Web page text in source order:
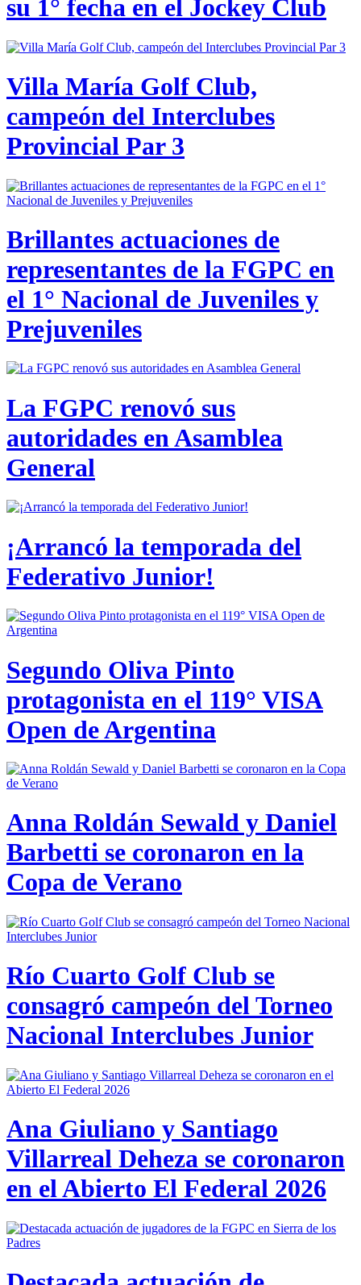
su 1° fecha en el Jockey Club
Villa María Golf Club,
campeón del Interclubes
Provincial Par 3
Brillantes actuaciones de
representantes de la FGPC en
el 1° Nacional de Juveniles y
Prejuveniles
La FGPC renovó sus
autoridades en Asamblea
General
¡Arrancó la temporada del
Federativo Junior!
Segundo Oliva Pinto
protagonista en el 119° VISA
Open de Argentina
Anna Roldán Sewald y Daniel
Barbetti se coronaron en la
Copa de Verano
Río Cuarto Golf Club se
consagró campeón del Torneo
Nacional Interclubes Junior
Ana Giuliano y Santiago
Villarreal Deheza se coronaron
en el Abierto El Federal 2026